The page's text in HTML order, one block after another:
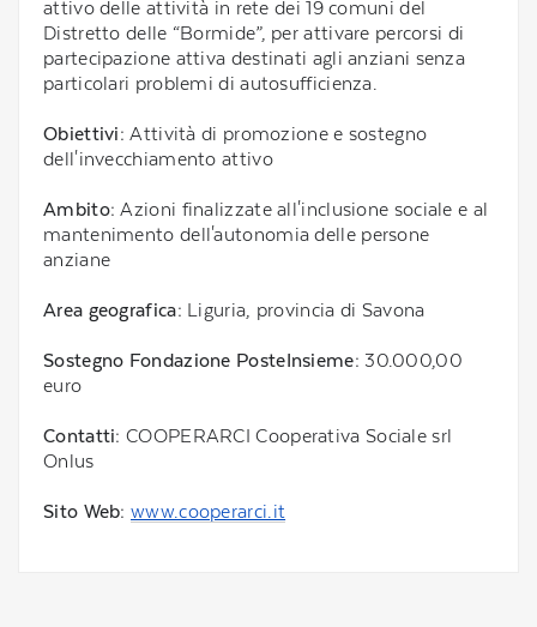
attivo delle attività in rete dei 19 comuni del
Distretto delle “Bormide”, per attivare percorsi di
partecipazione attiva destinati agli anziani senza
particolari problemi di autosufficienza.
Obiettivi: Attività di promozione e sostegno
dell'invecchiamento attivo
Ambito:Azioni finalizzate all'inclusione sociale e al
mantenimento dell'autonomia delle persone
anziane
Area geografica: Liguria, provincia di Savona
Sostegno Fondazione PosteInsieme: 30.000,00
euro
Contatti: COOPERARCI Cooperativa Sociale srl
Onlus
Sito Web: www.cooperarci.it